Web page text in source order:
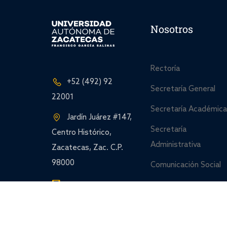
+52 (492) 92
22001
Jardín Juárez #147,
Centro Histórico,
Zacatecas, Zac. C.P.
98000
Nosotros
Rectoría
Secretaría General
Secretaría Académica
Secretaría
Administrativa
Comunicación Social